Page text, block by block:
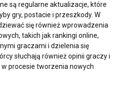
są regularne aktualizacje, które
gry, postacie i przeszkody. W
się również wprowadzenia
takich jak rankingi online,
graczami i dzielenia się
słuchają również opinii graczy i
procesie tworzenia nowych